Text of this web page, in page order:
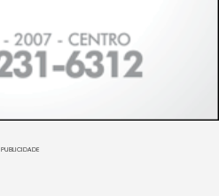
PUBLICIDADE